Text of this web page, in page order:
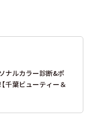
ナルカラー診断&ポ
千葉ビューティー＆